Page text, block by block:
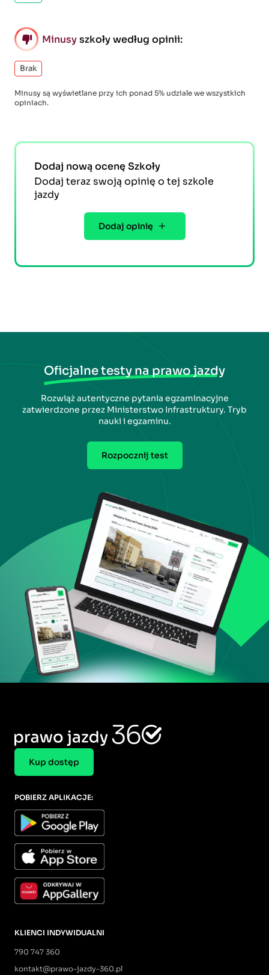
Minusyszkoły według opinii:
Brak
Minusy są wyświetlane przy ich ponad 5% udziale we wszystkich
opiniach.
Dodaj nową ocenę Szkoły
Dodaj teraz swoją opinię o tej szkole
jazdy
Dodaj opinię
Oficjalne testy na prawo jazdy
Rozwiąż autentyczne pytania egzaminacyjne
zatwierdzone przez Ministerstwo Infrastruktury. Tryb
nauki i egzaminu.
Rozpocznij test
Kup dostęp
KLIENCI INDYWIDUALNI
790 747 360
kontakt@prawo-jazdy-360.pl
POBIERZ APLIKACJE: